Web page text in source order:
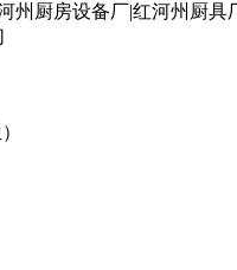
州厨房设备厂|红河州厨